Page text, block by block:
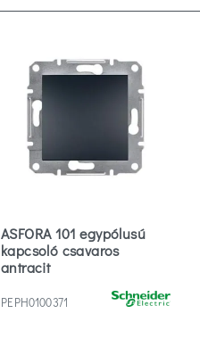
WLAN
Segéddel:
ASFORA 101 egypólusú
kapcsoló csavaros
antracit
PEPH0100371